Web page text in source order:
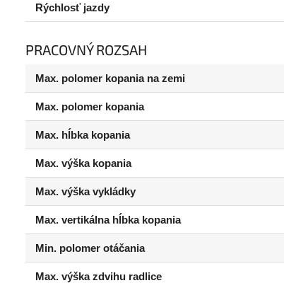
Rýchlosť jazdy
PRACOVNÝ ROZSAH
Max. polomer kopania na zemi
Max. polomer kopania
Max. hĺbka kopania
Max. výška kopania
Max. výška vykládky
Max. vertikálna hĺbka kopania
Min. polomer otáčania
Max. výška zdvihu radlice